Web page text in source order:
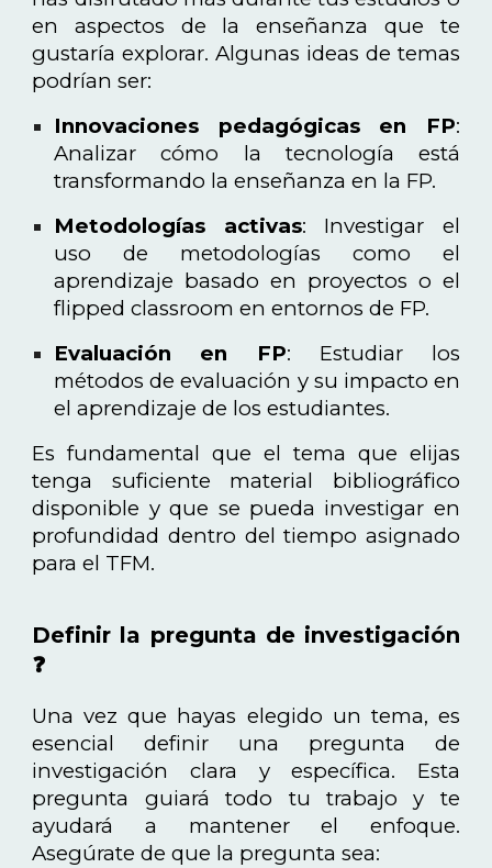
en aspectos de la enseñanza que te
gustaría explorar. Algunas ideas de temas
podrían ser:
Innovaciones pedagógicas en FP:
Analizar cómo la tecnología está
transformando la enseñanza en la FP.
Metodologías activas: Investigar el
uso de metodologías como el
aprendizaje basado en proyectos o el
flipped classroom en entornos de FP.
Evaluación en FP: Estudiar los
métodos de evaluación y su impacto en
el aprendizaje de los estudiantes.
Es fundamental que el tema que elijas
tenga suficiente material bibliográfico
disponible y que se pueda investigar en
profundidad dentro del tiempo asignado
para el TFM.
Definir la pregunta de investigación
❓
Una vez que hayas elegido un tema, es
esencial definir una pregunta de
investigación clara y específica. Esta
pregunta guiará todo tu trabajo y te
ayudará a mantener el enfoque.
Asegúrate de que la pregunta sea: